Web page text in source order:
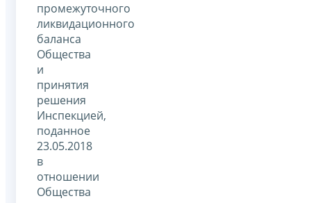
промежуточного
ликвидационного
баланса
Общества
и
принятия
решения
Инспекцией,
поданное
23.05.2018
в
отношении
Общества